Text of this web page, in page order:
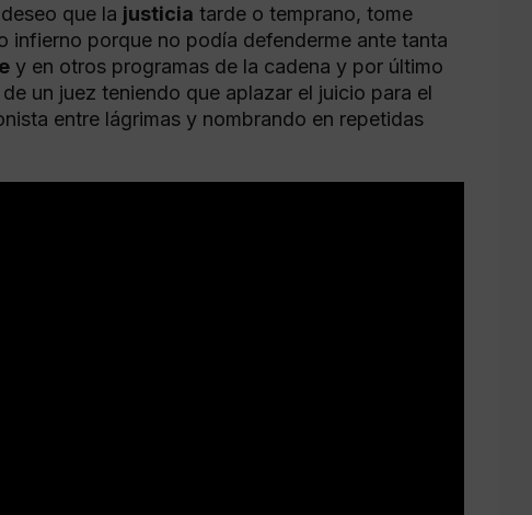
que la justicia tarde o temprano, tome
infierno porque no podía defenderme ante tanta
y en otros programas de la cadena y por último
un juez teniendo que aplazar el juicio para el
entre lágrimas y nombrando en repetidas